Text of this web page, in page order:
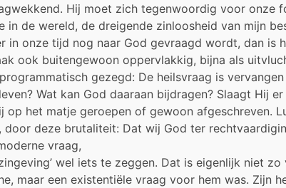
Hij moet zich tegenwoordig voor onze
in de wereld, de dreigende zinloosheid van mijn
in onze tijd nog naar God gevraagd wordt, dan is
ook buitengewoon oppervlakkig, bijna als
gezegd: De heilsvraag is
Wat kan God daaraan bijdragen? Slaagt Hij
op het matje geroepen of gewoon afgeschreven.
door deze brutaliteit: Dat wij God ter
vraag,
wel iets te zeggen. Dat is eigenlijk niet
maar een existentiële vraag voor hem was. Zijn